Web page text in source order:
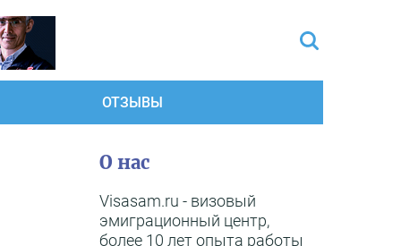
ОТЗЫВЫ
О нас
Visasam.ru - визовый
эмиграционный центр,
более 10 лет опыта работы